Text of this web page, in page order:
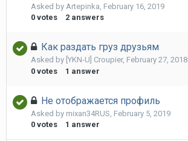
Asked by Artepinka February 16, 2019
0 votes 2 answers
Как раздать груз друзьям
Asked by [YKN-U] Croupier, February 27, 2018
0 votes 1 answer
Не отображается профиль
Asked by mixan34RUS February 5, 2019
0 votes 1 answer